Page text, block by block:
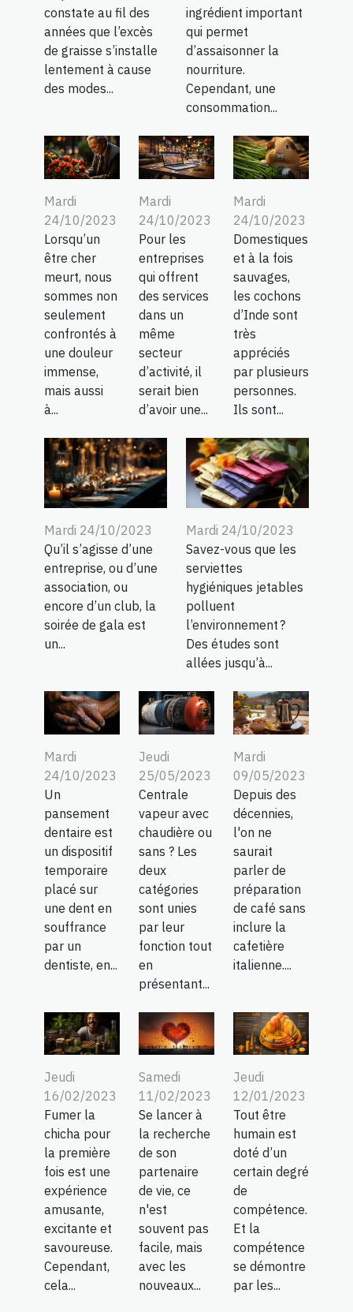
constate au fil des
années que l’excès
de graisse s’installe
lentement à cause
des modes...
ingrédient important
qui permet
d’assaisonner la
nourriture.
Cependant, une
consommation...
Mardi
24/10/2023
Lorsqu’un
être cher
meurt, nous
sommes non
seulement
confrontés à
une douleur
immense,
mais aussi
à...
Mardi
24/10/2023
Pour les
entreprises
qui offrent
des services
dans un
même
secteur
d’activité, il
serait bien
d’avoir une...
Mardi
24/10/2023
Domestiques
et à la fois
sauvages,
les cochons
d’Inde sont
très
appréciés
par plusieurs
personnes.
Ils sont...
Mardi 24/10/2023
Qu’il s’agisse d’une
entreprise, ou d’une
association, ou
encore d’un club, la
soirée de gala est
un...
Mardi 24/10/2023
Savez-vous que les
serviettes
hygiéniques jetables
polluent
l’environnement ?
Des études sont
allées jusqu’à...
Mardi
24/10/2023
Un
pansement
dentaire est
un dispositif
temporaire
placé sur
une dent en
souffrance
par un
dentiste, en...
Jeudi
25/05/2023
Centrale
vapeur avec
chaudière ou
sans ? Les
deux
catégories
sont unies
par leur
fonction tout
en
présentant...
Mardi
09/05/2023
Depuis des
décennies,
l'on ne
saurait
parler de
préparation
de café sans
inclure la
cafetière
italienne....
Jeudi
16/02/2023
Fumer la
chicha pour
la première
fois est une
expérience
amusante,
excitante et
savoureuse.
Cependant,
cela...
Samedi
11/02/2023
Se lancer à
la recherche
de son
partenaire
de vie, ce
n'est
souvent pas
facile, mais
avec les
nouveaux...
Jeudi
12/01/2023
Tout être
humain est
doté d’un
certain degré
de
compétence.
Et la
compétence
se démontre
par les...